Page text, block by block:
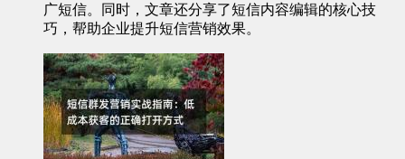
广短信。同时，文章还分享了短信内容编辑的核心技
巧，帮助企业提升短信营销效果。